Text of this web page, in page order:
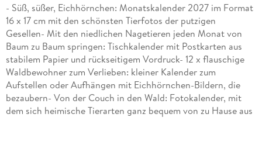
- Süß, süßer, Eichhörnchen: Monatskalender 2027 im Format
16 x 17 cm mit den schönsten Tierfotos der putzigen
Gesellen- Mit den niedlichen Nagetieren jeden Monat von
Baum zu Baum springen: Tischkalender mit Postkarten aus
stabilem Papier und rückseitigem Vordruck- 12 x flauschige
Waldbewohner zum Verlieben: kleiner Kalender zum
Aufstellen oder Aufhängen mit Eichhörnchen-Bildern, die
bezaubern- Von der Couch in den Wald: Fotokalender, mit
dem sich heimische Tierarten ganz bequem von zu Hause aus